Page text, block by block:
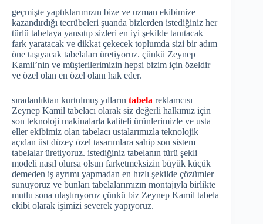
geçmişte yaptıklarımızın bize ve uzman ekibimize
kazandırdığı tecrübeleri şuanda bizlerden istediğiniz her
türlü tabelaya yansıtıp sizleri en iyi şekilde tanıtacak
fark yaratacak ve dikkat çekecek toplumda sizi bir adım
öne taşıyacak tabelaları üretiyoruz. çünkü Zeynep
Kamil’nin ve müşterilerimizin hepsi bizim için özeldir
ve özel olan en özel olanı hak eder.
sıradanlıktan kurtulmuş yılların tabela reklamcısı
Zeynep Kamil tabelacı olarak siz değerli halkımız için
son teknoloji makinalarla kaliteli ürünlerimizle ve usta
eller ekibimiz olan tabelacı ustalarımızla teknolojik
açıdan üst düzey özel tasarımlara sahip son sistem
tabelalar üretiyoruz. istediğiniz tabelanın türü şekli
modeli nasıl olursa olsun farketmeksizin büyük küçük
demeden iş ayrımı yapmadan en hızlı şekilde çözümler
sunuyoruz ve bunları tabelalarımızın montajıyla birlikte
mutlu sona ulaştırıyoruz çünkü biz Zeynep Kamil tabela
ekibi olarak işimizi severek yapıyoruz.